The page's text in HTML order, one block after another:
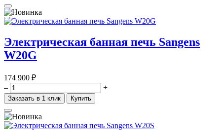
Электрическая банная печь Sangens
W20G
174 900 ₽
–
+
Заказать в 1 клик Купить